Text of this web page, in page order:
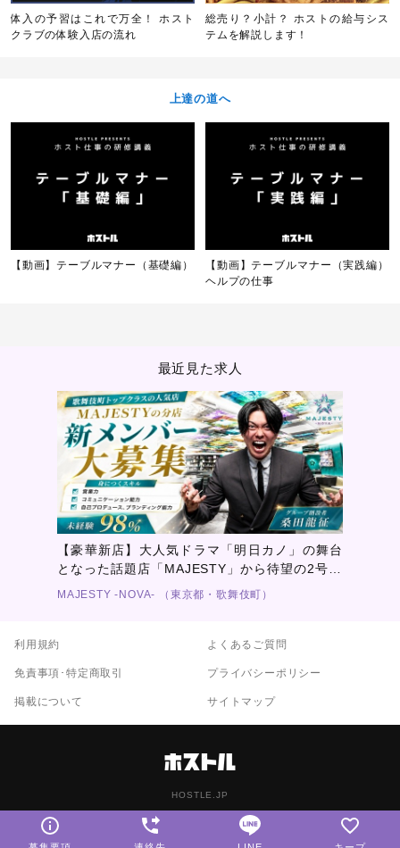
体入の予習はこれで万全！ ホスト
クラブの体験入店の流れ
総売り？小計？ ホストの給与シス
テムを解説します！
上達の道へ
【動画】テーブルマナー（基礎編）
【動画】テーブルマナー（実践編）
ヘルプの仕事
最近見た求人
【豪華新店】大人気ドラマ「明日カノ」の舞台
となった話題店「MAJESTY」から待望の2号店
「MAJESTY -NOVA-」登場！オープニングキャ
MAJESTY -NOVA- （東京都・歌舞伎町）
利用規約 よくあるご質問
免責事項･特定商取引 プライバシーポリシー
掲載について サイトマップ
HOSTLE.JP